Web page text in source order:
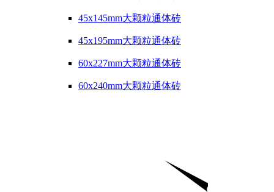
45x145mm大颗粒通体砖
45x195mm大颗粒通体砖
60x227mm大颗粒通体砖
60x240mm大颗粒通体砖